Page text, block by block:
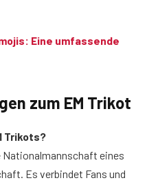
Eine umfassende
zum EM Trikot
Trikots?
eines
Es verbindet Fans und